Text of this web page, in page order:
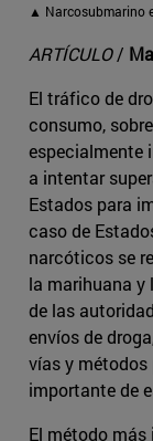
▲ Narcosubmarino
ARTÍCULO/
El tráfico de
consumo,
especialmente
a intentar
Estados para
caso de
narcóticos se
la marihuana
de las
envíos de
vías y métodos
importante de
El método